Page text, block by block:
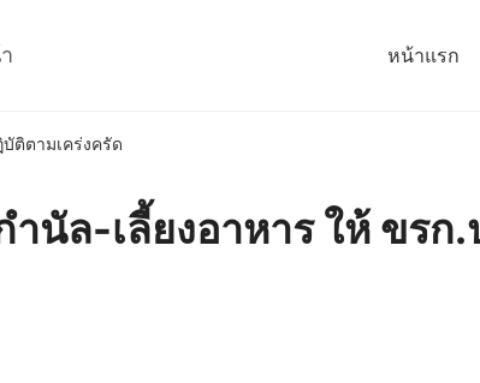
หน้าแรก
ติตามเคร่งครัด
นัล-เลี้ยงอาหาร ให้ ขรก